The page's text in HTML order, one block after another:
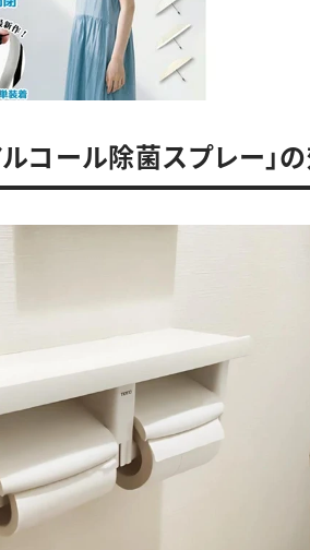
コール除菌スプレー」